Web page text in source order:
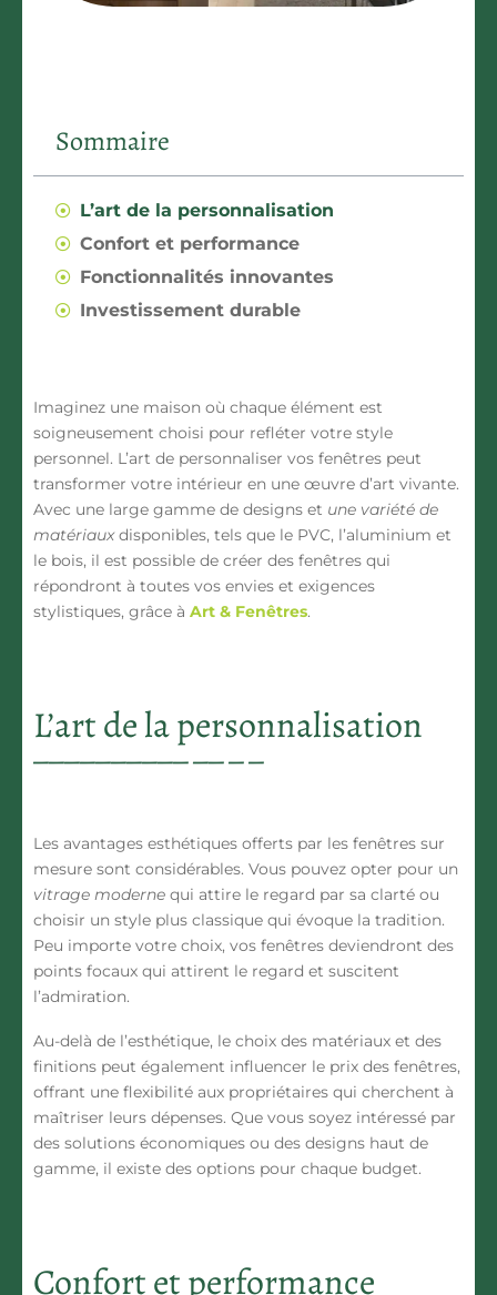
Sommaire
L’art de la personnalisation
Confort et performance
Fonctionnalités innovantes
Investissement durable
Imaginez une maison où chaque élément est
soigneusement choisi pour refléter votre style
personnel. L’art de personnaliser vos fenêtres peut
transformer votre intérieur en une œuvre d’art vivante.
Avec une large gamme de designs et une variété de
matériauxdisponibles, tels que le PVC, l’aluminium et
le bois, il est possible de créer des fenêtres qui
répondront à toutes vos envies et exigences
stylistiques, grâce à Art & Fenêtres.
L’art de la personnalisation
Les avantages esthétiques offerts par les fenêtres sur
mesure sont considérables. Vous pouvez opter pour un
vitrage moderne qui attire le regard par sa clarté ou
choisir un style plus classique qui évoque la tradition.
Peu importe votre choix, vos fenêtres deviendront des
points focaux qui attirent le regard et suscitent
l’admiration.
Au-delà de l’esthétique, le choix des matériaux et des
finitions peut également influencer le prix des fenêtres,
offrant une flexibilité aux propriétaires qui cherchent à
maîtriser leurs dépenses. Que vous soyez intéressé par
des solutions économiques ou des designs haut de
gamme, il existe des options pour chaque budget.
Confort et performance